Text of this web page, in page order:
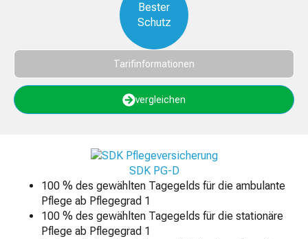
Bester
Schutz
Tarifinformationen
vergleichen
SDK PG-D
100 % des gewählten Tagegelds für die ambulante
Pflege ab Pflegegrad 1
100 % des gewählten Tagegelds für die stationäre
Pflege ab Pflegegrad 1